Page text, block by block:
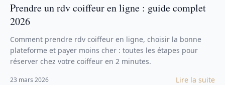
Prendre un rdv coiffeur en ligne : guide complet
2026
Comment prendre rdv coiffeur en ligne, choisir la bonne
plateforme et payer moins cher : toutes les étapes pour
réserver chez votre coiffeur en 2 minutes.
23 mars 2026 Lire la suite